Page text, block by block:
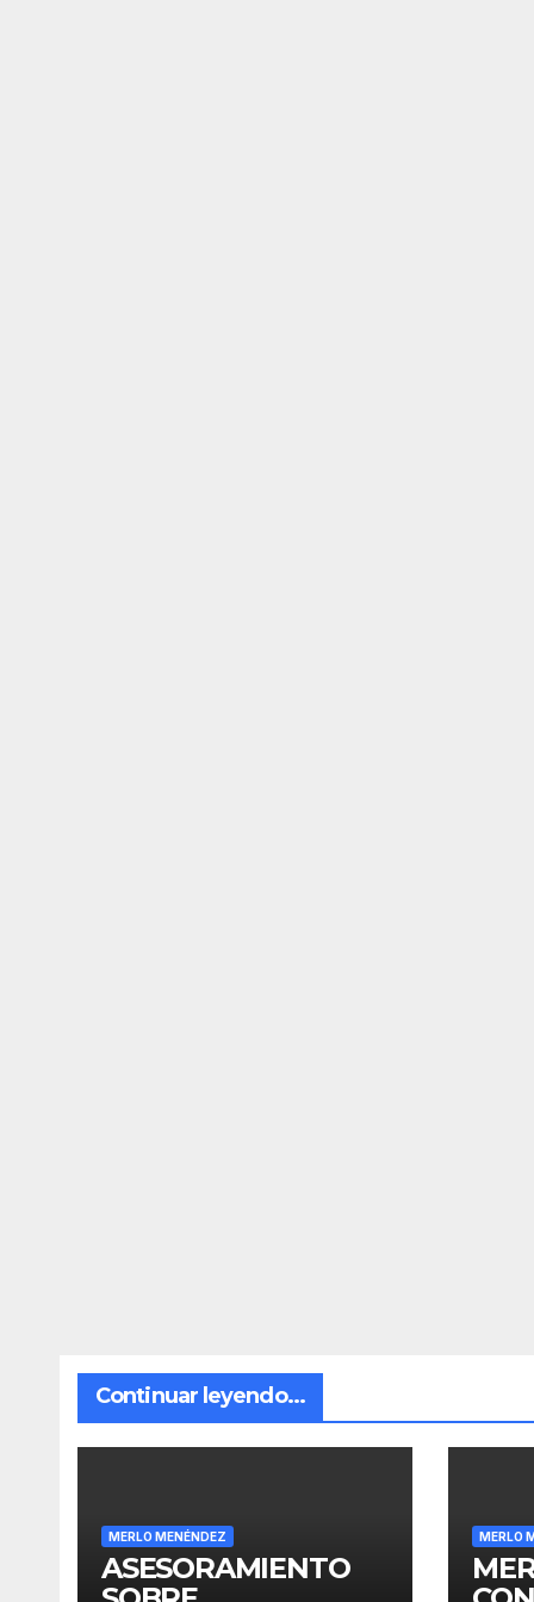
Continuar leyendo...
MERLO MENÉNDEZ
ASESORAMIENTO
MERLO